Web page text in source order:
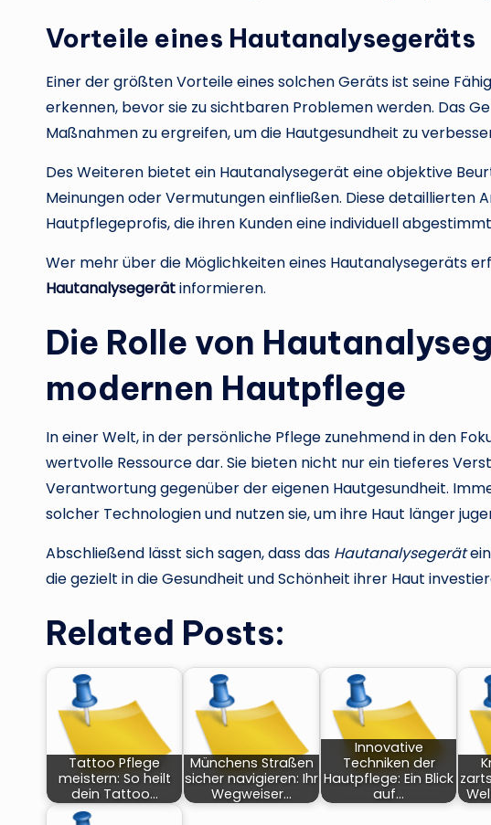
Vorteile eines Hautanalysegeräts
Einer der größten Vorteile eines solchen Geräts ist seine
erkennen, bevor sie zu sichtbaren Problemen werden. Das
Maßnahmen zu ergreifen, um die Hautgesundheit zu
Des Weiteren bietet ein Hautanalysegerät eine objektive
Meinungen oder Vermutungen einfließen. Diese detaillierten
Hautpflegeprofis, die ihren Kunden eine individuell
Wer mehr über die Möglichkeiten eines Hautanalysegeräts
Hautanalysegerätinformieren.
Die Rolle von
modernen Hautpflege
In einer Welt, in der persönliche Pflege zunehmend in den
wertvolle Ressource dar. Sie bieten nicht nur ein tieferes
Verantwortung gegenüber der eigenen Hautgesundheit.
solcher Technologien und nutzen sie, um ihre Haut länger
Abschließend lässt sich sagen, dass das Hautanalysegerät
die gezielt in die Gesundheit und Schönheit ihrer Haut
Related Posts:
Tattoo Pflege
meistern: So heilt
dein Tattoo…
Münchens Straßen
sicher navigieren: Ihr
Wegweiser…
Innovative
Techniken der
Hautpflege: Ein Blick
auf…